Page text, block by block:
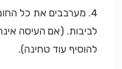
4. מערבבים את כל
לביבות. (אם העיסה
להוסיף עוד טחינה).